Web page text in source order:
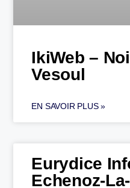
IkiWeb –
Vesoul
EN SAVOIR PLUS »
Eurydice
Echenoz-